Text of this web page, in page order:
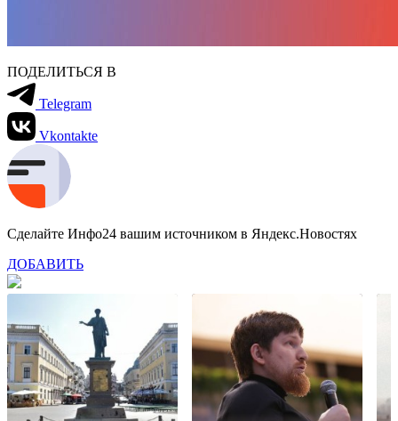
ПОДЕЛИТЬСЯ В
Telegram
Vkontakte
Сделайте Инфо24 вашим источником в Яндекс.Новостях
ДОБАВИТЬ